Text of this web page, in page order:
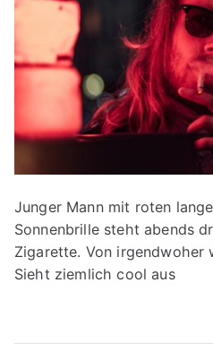
Junger Mann mit roten
Sonnenbrille steht abends
Zigarette. Von irgendwoher
Sieht ziemlich cool aus